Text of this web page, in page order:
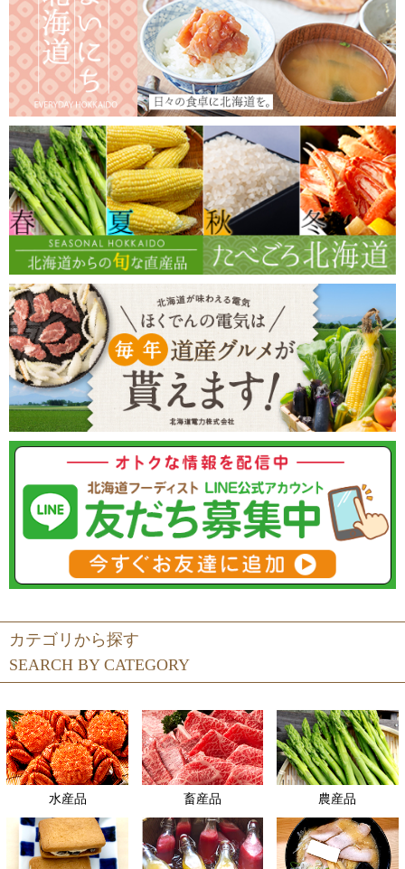
SEARCH BY CATEGORY
カテゴリから探す
水産品 畜産品 農産品